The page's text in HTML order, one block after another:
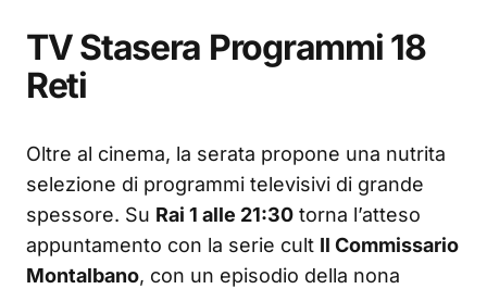
TV Stasera Programmi 18
Reti
Oltre al cinema, la serata propone una nutrita
selezione di programmi televisivi di grande
spessore. Su Rai 1 alle 21:30 torna l’atteso
appuntamento con la serie cult Il Commissario
Montalbano, con un episodio della nona